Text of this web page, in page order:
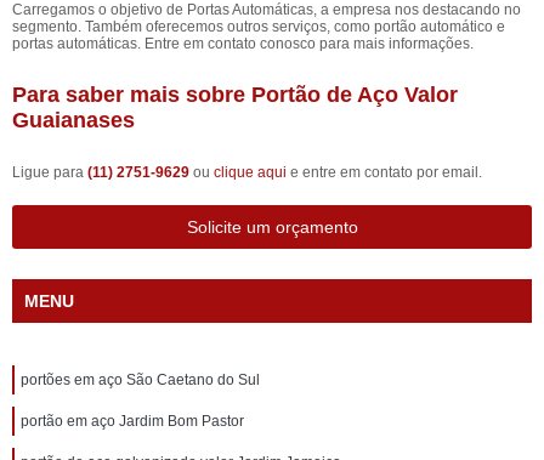
Carregamos o objetivo de Portas Automáticas, a empresa nos destacando no
segmento. Também oferecemos outros serviços, como portão automático e
portas automáticas. Entre em contato conosco para mais informações.
Para saber mais sobre Portão de Aço Valor
Guaianases
Ligue para (11) 2751-9629 ou clique aqui e entre em contato por email.
Solicite um orçamento
MENU
portões em aço São Caetano do Sul
portão em aço Jardim Bom Pastor